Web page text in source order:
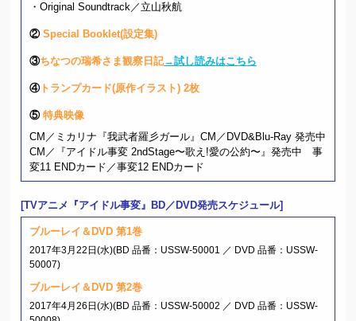
・Original Soundtrack／立山秋航
②Special Booklet(設定集)
③ちなつの瑞希さま観察日記→試し読みはこちら
④トランプカード(原作イラスト) 2枚
⑤特典映像
CM／ミカリナ『我武者羅彡ガール』CM／DVD&Blu-Ray 発売中
CM／『アイドル事変 2ndStage〜歌え!愛の公約〜』発売中 事
変11 ENDカード／事変12 ENDカード
[TVアニメ『アイドル事変』BD／DVD発売スケジュール]
ブルーレイ＆DVD 第1巻
2017年3月22日(水)(BD 品番：USSW-50001 ／ DVD 品番：USSW-
50007)
ブルーレイ＆DVD 第2巻
2017年4月26日(水)(BD 品番：USSW-50002 ／ DVD 品番：USSW-